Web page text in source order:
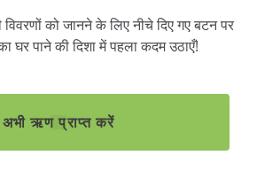
को जानने के लिए नीचे दिए गए बटन पर
पाने की दिशा में पहला कदम उठाएँ!
अभी ऋण प्राप्त करें